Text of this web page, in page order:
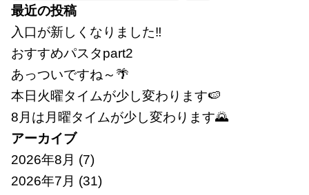
索:
最近の投稿
入口が新しくなりました‼
おすすめパスタpart2
あっついですね～🌴
本日火曜タイムが少し変わります🍉
8月は月曜タイムが少し変わります🌄
アーカイブ
2026年8月 (7)
2026年7月 (31)